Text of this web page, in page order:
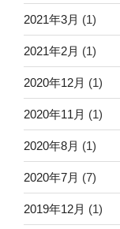
2021年3月 (1)
2021年2月 (1)
2020年12月 (1)
2020年11月 (1)
2020年8月 (1)
2020年7月 (7)
2019年12月 (1)